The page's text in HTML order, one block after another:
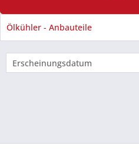
Ölkühler - Anbauteile